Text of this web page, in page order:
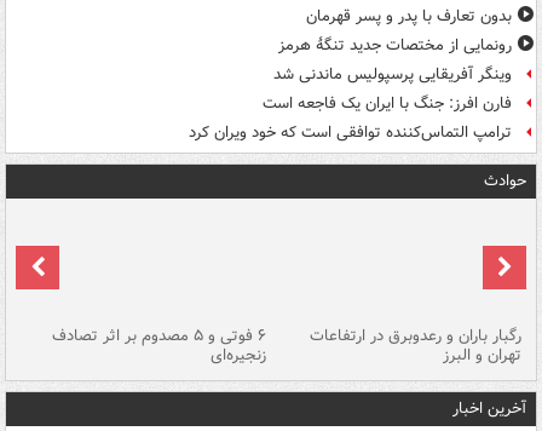
بدون تعارف با پدر و پسر قهرمان
رونمایی از مختصات جدید تنگۀ هرمز
وینگر آفریقایی پرسپولیس ماندنی شد
فارن افرز: جنگ با ایران یک فاجعه است
ترامپ التماس‌کننده توافقی است که خود ویران کرد
حوادث
رگبار باران و رعدوبرق در ارتفاعات
تهران و البرز
۶ فوتی و ۵ مصدوم بر اثر تصادف
زنجیره‌ای
آخرین اخبار